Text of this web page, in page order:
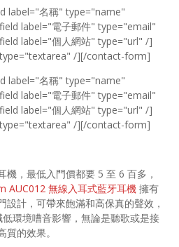
label="名稱" type="name"
label="電子郵件" type="email"
label="個人網站" type="url" /]
/][/contact-form]
label="名稱" type="name"
label="電子郵件" type="email"
label="個人網站" type="url" /]
/][/contact-form]
機，最低入門價都要 5 至 6 百多，
AUC012 無線入耳式藍牙耳機 擁有
設計，可帶來飽滿和高保真的聲效，
環境嘈音影響，無論是聽歌或是接
的效果。